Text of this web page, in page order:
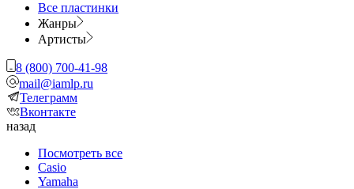
Все пластинки
Жанры
Артисты
8 (800) 700-41-98
mail@iamlp.ru
Телеграмм
Вконтакте
назад
Посмотреть все
Casio
Yamaha